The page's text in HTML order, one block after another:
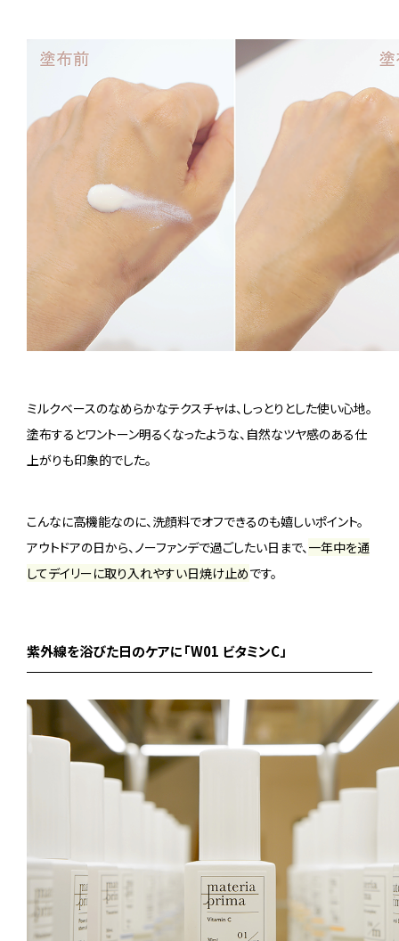
ミルクベースのなめらかなテクスチャは、しっとりとした使い心地。
塗布するとワントーン明るくなったような、自然なツヤ感のある仕
上がりも印象的でした。
こんなに高機能なのに、洗顔料でオフできるのも嬉しいポイント。
アウトドアの日から、ノーファンデで過ごしたい日まで、 一年中を通
してデイリーに取り入れやすい日焼け止めです。
紫外線を浴びた日のケアに「W01 ビタミンC」